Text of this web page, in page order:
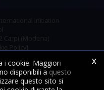
Initiation
Carpi (Modena)
Policy]
x
i cookie. Maggiori
disponibili a questo
questo sito si